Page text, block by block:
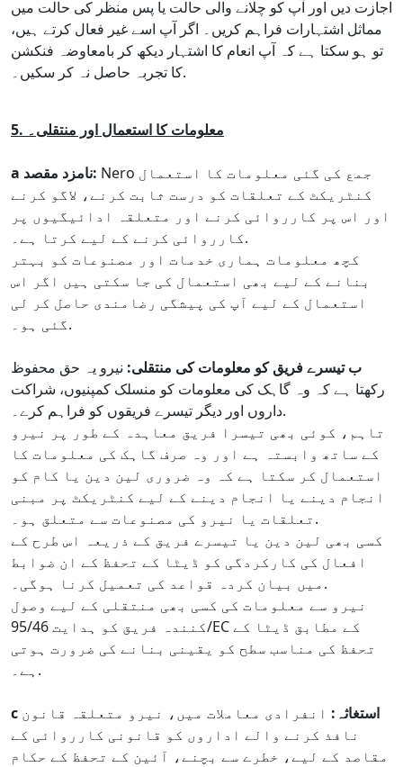
اجازت دیں اور آپ کو چلانے والی حالت یا پس منظر کی حالت میں
مماثل اشتہارات فراہم کریں۔ اگر آپ اسے غیر فعال کرتے ہیں،
تو ہو سکتا ہے کہ آپ انعام کا اشتہار دیکھ کر بامعاوضہ فنکشن
کا تجربہ حاصل نہ کر سکیں۔.
5. معلومات کا استعمال اور منتقلی۔
a نامزد مقصد: Nero جمع کی گئی معلومات کا استعمال
کنٹریکٹ کے تعلقات کو درست ثابت کرنے، لاگو کرنے
اور اس پر کارروائی کرنے اور متعلقہ ادائیگیوں پر
کارروائی کرنے کے لیے کرتا ہے۔.
کچھ معلومات ہماری خدمات اور مصنوعات کو بہتر
بنانے کے لیے بھی استعمال کی جا سکتی ہیں اگر اس
استعمال کے لیے آپ کی پیشگی رضامندی حاصل کر لی
گئی ہو۔.
ب تیسرے فریق کو معلومات کی منتقلی: نیرو یہ حق محفوظ
رکھتا ہے کہ وہ گاہک کی معلومات کو منسلک کمپنیوں، شراکت
داروں اور دیگر تیسرے فریقوں کو فراہم کرے۔.
تاہم، کوئی بھی تیسرا فریق معاہدہ کے طور پر نیرو
کے ساتھ وابستہ ہے اور وہ صرف گاہک کی معلومات کا
استعمال کر سکتا ہے کہ وہ ضروری لین دین یا کام کو
انجام دینے یا انجام دینے کے لیے کنٹریکٹ پر مبنی
تعلقات یا نیرو کی مصنوعات سے متعلق ہو۔.
کسی بھی لین دین یا تیسرے فریق کے ذریعہ اس طرح کے
افعال کی کارکردگی کو ڈیٹا کے تحفظ کے ان ضوابط
میں بیان کردہ قواعد کی تعمیل کرنا ہوگی۔.
نیرو سے معلومات کی کسی بھی منتقلی کے لیے وصول
کنندہ فریق کو ہدایت 95/46/EC کے مطابق ڈیٹا کے
تحفظ کی مناسب سطح کو یقینی بنانے کی ضرورت ہوتی
ہے۔.
c استغاثہ: انفرادی معاملات میں، نیرو متعلقہ قانون
نافذ کرنے والے اداروں کو قانونی کارروائی کے
مقاصد کے لیے، خطرے سے بچنے، آئین کے تحفظ کے حکام